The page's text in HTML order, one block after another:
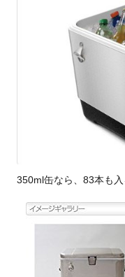
350ml缶なら、83本も入